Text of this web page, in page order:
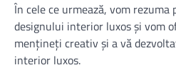
În cele ce urmează, vom
designului interior luxos și vom
mențineți creativ și a vă
interior luxos.